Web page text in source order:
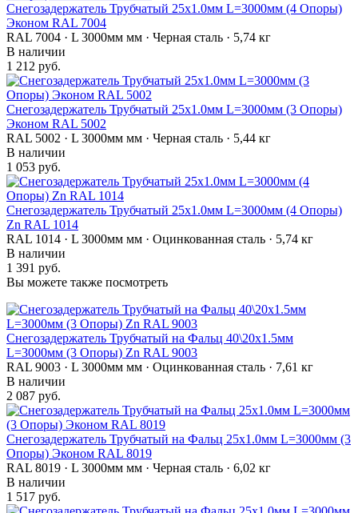
Снегозадержатель Трубчатый 25х1.0мм L=3000мм (4 Опоры)
Эконом RAL 7004
RAL 7004 · L 3000мм мм · Черная сталь · 5,74 кг
В наличии
1 212 руб.
Снегозадержатель Трубчатый 25х1.0мм L=3000мм (3 Опоры)
Эконом RAL 5002
RAL 5002 · L 3000мм мм · Черная сталь · 5,44 кг
В наличии
1 053 руб.
Снегозадержатель Трубчатый 25х1.0мм L=3000мм (4 Опоры)
Zn RAL 1014
RAL 1014 · L 3000мм мм · Оцинкованная сталь · 5,74 кг
В наличии
1 391 руб.
Вы можете также посмотреть
Снегозадержатель Трубчатый на Фальц 40\20х1.5мм
L=3000мм (3 Опоры) Zn RAL 9003
RAL 9003 · L 3000мм мм · Оцинкованная сталь · 7,61 кг
В наличии
2 087 руб.
Снегозадержатель Трубчатый на Фальц 25х1.0мм L=3000мм (3
Опоры) Эконом RAL 8019
RAL 8019 · L 3000мм мм · Черная сталь · 6,02 кг
В наличии
1 517 руб.